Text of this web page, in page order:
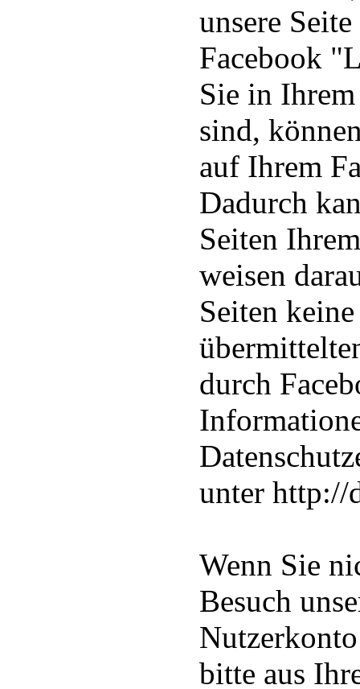
unsere
Facebook
Sie in
sind,
auf Ihrem
Dadurch
Seiten
weisen
Seiten
durch
unter http://
Wenn Sie
Besuch
bitte aus